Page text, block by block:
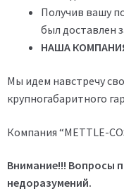
Получив вашу
был доставлен
НАША
Мы идем навстречу
крупногабаритного
Компания “METTLE-
Внимание!!! Вопросы
недоразумений.